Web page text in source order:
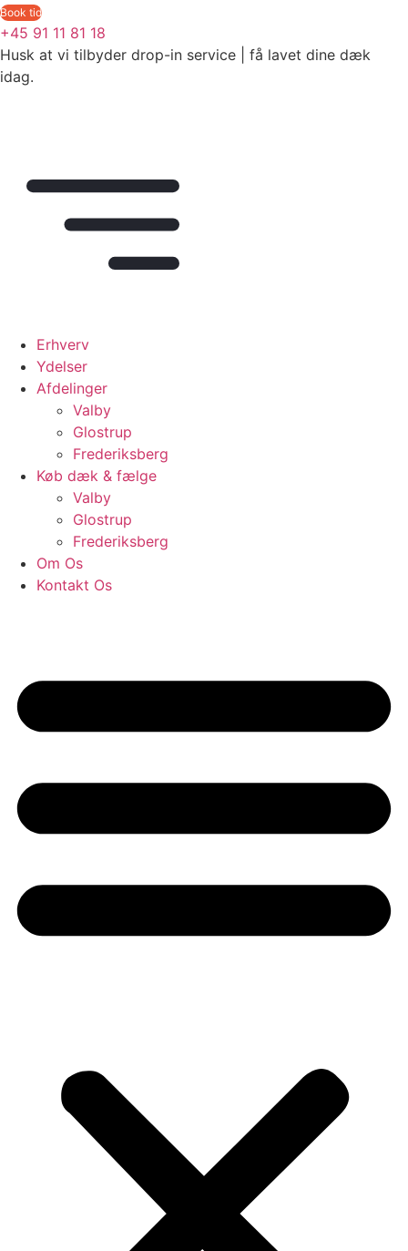
Videre
til
indhold
Book tid
+45 91 11 81 18
Husk at vi tilbyder drop-in service | få lavet dine dæk
idag.
Erhverv
Ydelser
Afdelinger
Valby
Glostrup
Frederiksberg
Køb dæk & fælge
Valby
Glostrup
Frederiksberg
Om Os
Kontakt Os